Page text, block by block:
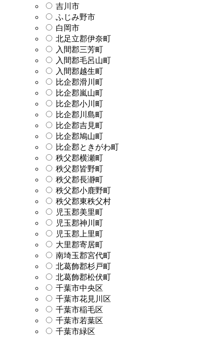
吉川市
ふじみ野市
白岡市
北足立郡伊奈町
入間郡三芳町
入間郡毛呂山町
入間郡越生町
比企郡滑川町
比企郡嵐山町
比企郡小川町
比企郡川島町
比企郡吉見町
比企郡鳩山町
比企郡ときがわ町
秩父郡横瀬町
秩父郡皆野町
秩父郡長瀞町
秩父郡小鹿野町
秩父郡東秩父村
児玉郡美里町
児玉郡神川町
児玉郡上里町
大里郡寄居町
南埼玉郡宮代町
北葛飾郡杉戸町
北葛飾郡松伏町
千葉市中央区
千葉市花見川区
千葉市稲毛区
千葉市若葉区
千葉市緑区